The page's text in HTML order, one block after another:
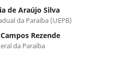
de Araújo Silva
da Paraíba (UEPB)
Rezende
da Paraíba